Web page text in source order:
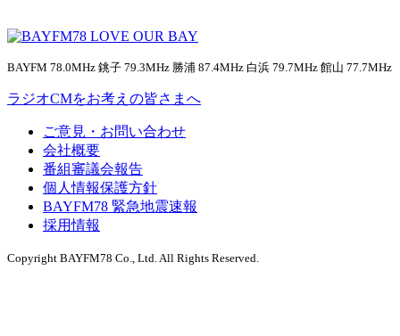
BAYFM 78.0MHz 銚子 79.3MHz 勝浦 87.4MHz 白浜 79.7MHz 館山 77.7MHz
ラジオCMをお考えの皆さまへ
ご意見・お問い合わせ
会社概要
番組審議会報告
個人情報保護方針
BAYFM78 緊急地震速報
採用情報
Copyright BAYFM78 Co., Ltd. All Rights Reserved.